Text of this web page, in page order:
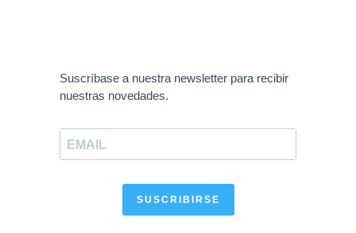
Suscríbase a nuestra newsletter para recibir
nuestras novedades.
SUSCRIBIRSE